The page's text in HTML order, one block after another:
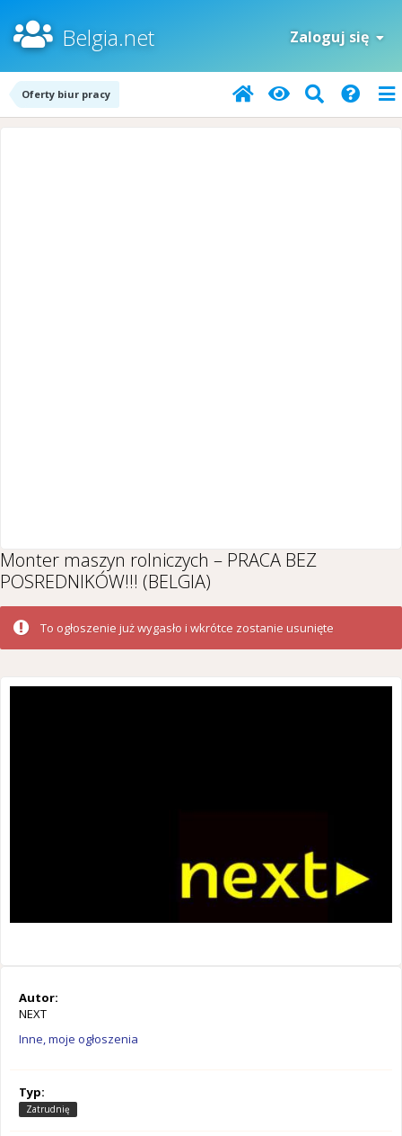
Belgia.net Zaloguj się
Oferty biur pracy
Monter maszyn rolniczych – PRACA BEZ
POSREDNIKÓW!!! (BELGIA)
To ogłoszenie już wygasło i wkrótce zostanie usunięte
Autor:
NEXT
Inne, moje ogłoszenia
Typ:
Zatrudnię